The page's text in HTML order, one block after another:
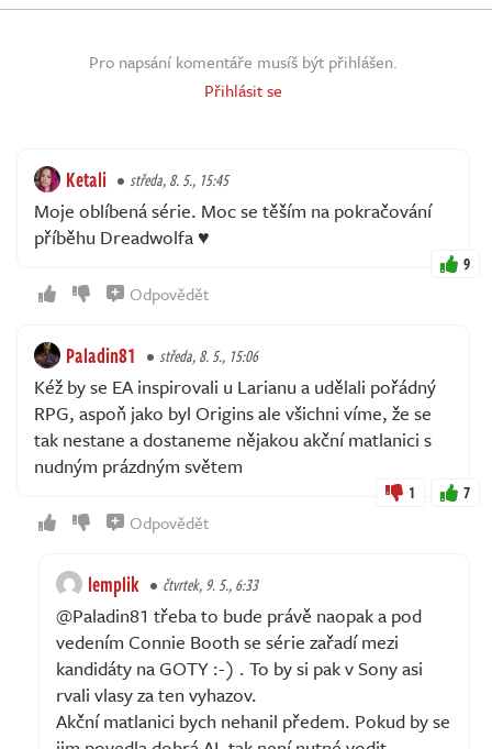
Pro napsání komentáře musíš být přihlášen.
Přihlásit se
Ketali středa, 8. 5., 15:45
Moje oblíbená série. Moc se těším na pokračování
příběhu Dreadwolfa ♥️
9
Odpovědět
Paladin81 středa, 8. 5., 15:06
Kéž by se EA inspirovali u Larianu a udělali pořádný
RPG, aspoň jako byl Origins ale všichni víme, že se
tak nestane a dostaneme nějakou akční matlanici s
nudným prázdným světem
1 7
Odpovědět
lemplik čtvrtek, 9. 5., 6:33
@Paladin81 třeba to bude právě naopak a pod
vedením Connie Booth se série zařadí mezi
kandidáty na GOTY :-) . To by si pak v Sony asi
rvali vlasy za ten vyhazov.
Akční matlanici bych nehanil předem. Pokud by se